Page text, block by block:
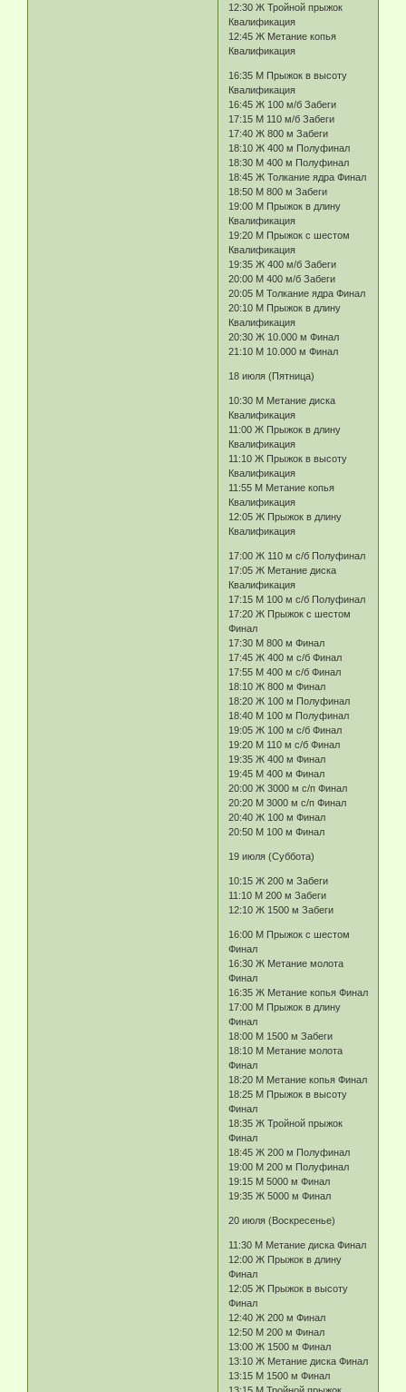
12:30 Ж Тройной прыжок
Квалификация
12:45 Ж Метание копья
Квалификация
16:35 М Прыжок в высоту
Квалификация
16:45 Ж 100 м/б Забеги
17:15 М 110 м/б Забеги
17:40 Ж 800 м Забеги
18:10 Ж 400 м Полуфинал
18:30 М 400 м Полуфинал
18:45 Ж Толкание ядра Финал
18:50 М 800 м Забеги
19:00 М Прыжок в длину
Квалификация
19:20 М Прыжок с шестом
Квалификация
19:35 Ж 400 м/б Забеги
20:00 М 400 м/б Забеги
20:05 М Толкание ядра Финал
20:10 М Прыжок в длину
Квалификация
20:30 Ж 10.000 м Финал
21:10 М 10.000 м Финал
18 июля (Пятница)
10:30 М Метание диска
Квалификация
11:00 Ж Прыжок в длину
Квалификация
11:10 Ж Прыжок в высоту
Квалификация
11:55 М Метание копья
Квалификация
12:05 Ж Прыжок в длину
Квалификация
17:00 Ж 110 м с/б Полуфинал
17:05 Ж Метание диска
Квалификация
17:15 М 100 м с/б Полуфинал
17:20 Ж Прыжок с шестом
Финал
17:30 М 800 м Финал
17:45 Ж 400 м с/б Финал
17:55 М 400 м с/б Финал
18:10 Ж 800 м Финал
18:20 Ж 100 м Полуфинал
18:40 М 100 м Полуфинал
19:05 Ж 100 м с/б Финал
19:20 М 110 м с/б Финал
19:35 Ж 400 м Финал
19:45 М 400 м Финал
20:00 Ж 3000 м с/п Финал
20:20 М 3000 м с/п Финал
20:40 Ж 100 м Финал
20:50 М 100 м Финал
19 июля (Суббота)
10:15 Ж 200 м Забеги
11:10 М 200 м Забеги
12:10 Ж 1500 м Забеги
16:00 М Прыжок с шестом
Финал
16:30 Ж Метание молота
Финал
16:35 Ж Метание копья Финал
17:00 М Прыжок в длину
Финал
18:00 М 1500 м Забеги
18:10 М Метание молота
Финал
18:20 М Метание копья Финал
18:25 М Прыжок в высоту
Финал
18:35 Ж Тройной прыжок
Финал
18:45 Ж 200 м Полуфинал
19:00 М 200 м Полуфинал
19:15 М 5000 м Финал
19:35 Ж 5000 м Финал
20 июля (Воскресенье)
11:30 М Метание диска Финал
12:00 Ж Прыжок в длину
Финал
12:05 Ж Прыжок в высоту
Финал
12:40 Ж 200 м Финал
12:50 М 200 м Финал
13:00 Ж 1500 м Финал
13:10 Ж Метание диска Финал
13:15 М 1500 м Финал